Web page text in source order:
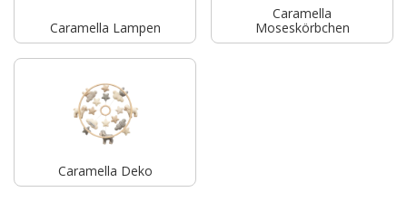
Caramella Lampen
Caramella
Moseskörbchen
Caramella Deko